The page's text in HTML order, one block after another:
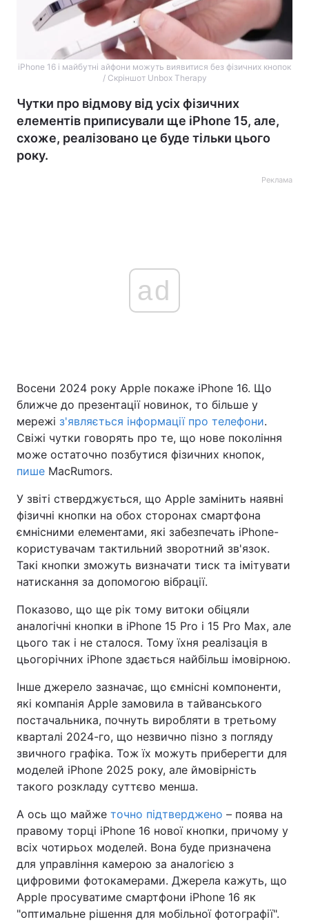
iPhone 16 і майбутні айфони можуть виявитися без фізичних кнопок
/ Скріншот Unbox Therapy
Чутки про відмову від усіх фізичних
елементів приписували ще iPhone 15, але,
схоже, реалізовано це буде тільки цього
року.
Реклама
ad
Восени 2024 року Apple покаже iPhone 16. Що
ближче до презентації новинок, то більше у
мережі з'являється інформації про телефони.
Свіжі чутки говорять про те, що нове покоління
може остаточно позбутися фізичних кнопок,
пише MacRumors.
У звіті стверджується, що Apple замінить наявні
фізичні кнопки на обох сторонах смартфона
ємнісними елементами, які забезпечать iPhone-
користувачам тактильний зворотний зв'язок.
Такі кнопки зможуть визначати тиск та імітувати
натискання за допомогою вібрації.
Показово, що ще рік тому витоки обіцяли
аналогічні кнопки в iPhone 15 Pro і 15 Pro Max, але
цього так і не сталося. Тому їхня реалізація в
цьогорічних iPhone здається найбільш імовірною.
Інше джерело зазначає, що ємнісні компоненти,
які компанія Apple замовила в тайванського
постачальника, почнуть виробляти в третьому
кварталі 2024-го, що незвично пізно з погляду
звичного графіка. Тож їх можуть приберегти для
моделей iPhone 2025 року, але ймовірність
такого розкладу суттєво менша.
А ось що майже точно підтверджено – поява на
правому торці iPhone 16 нової кнопки, причому у
всіх чотирьох моделей. Вона буде призначена
для управління камерою за аналогією з
цифровими фотокамерами. Джерела кажуть, що
Apple просуватиме смартфони iPhone 16 як
"оптимальне рішення для мобільної фотографії".